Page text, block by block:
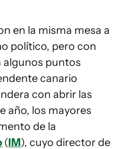
en la misma mesa a
político, pero con
algunos puntos
canario
con abrir las
año, los mayores
de la
(IM), cuyo director de